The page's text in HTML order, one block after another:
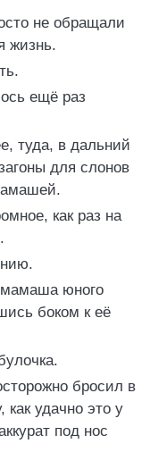
не обращали
жизнь.
ещё раз
туда, в дальний
для слонов
как раз на
мамаша юного
боком к её
бросил в
удачно это у
под нос